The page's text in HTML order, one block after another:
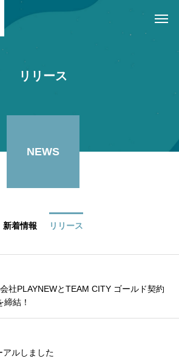
リリース
NEWS
新着情報 リリース
社PLAYNEWとTEAM CITY ゴールド契約
締結！
ルしました